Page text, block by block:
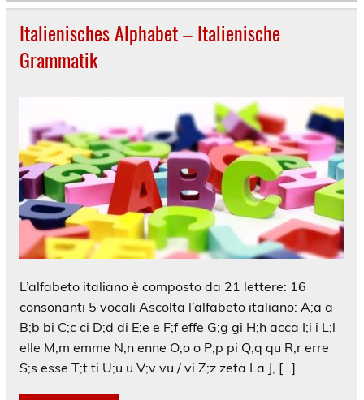
Italienisches Alphabet – Italienische
Grammatik
L’alfabeto italiano è composto da 21 lettere: 16
consonanti 5 vocali Ascolta l’alfabeto italiano: A;a a
B;b bi C;c ci D;d di E;e e F;f effe G;g gi H;h acca I;i i L;l
elle M;m emme N;n enne O;o o P;p pi Q;q qu R;r erre
S;s esse T;t ti U;u u V;v vu / vi Z;z zeta La J, […]